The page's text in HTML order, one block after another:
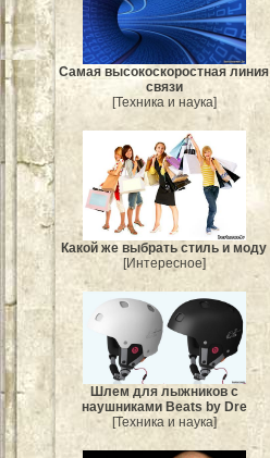
Самая высокоскоростная линия
связи
[Техника и наука]
Какой же выбрать стиль и моду
[Интересное]
Шлем для лыжников с
наушниками Beats by Dre
[Техника и наука]